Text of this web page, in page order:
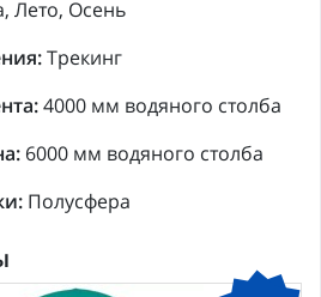
Лето, Осень
Трекинг
4000 мм водяного столба
6000 мм водяного столба
Полусфера